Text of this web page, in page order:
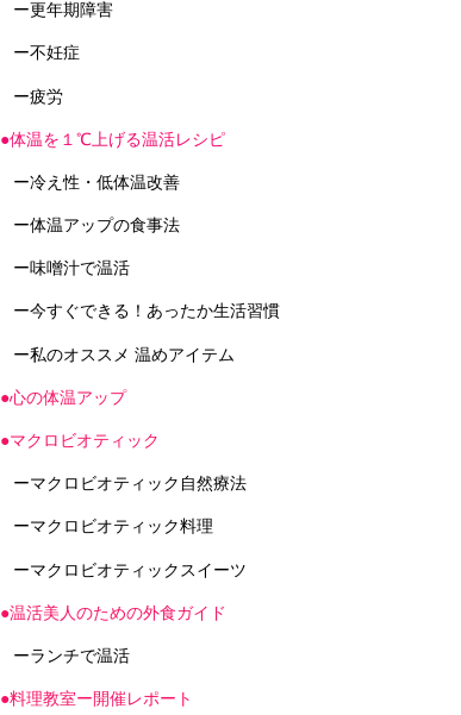
ー更年期障害
ー不妊症
ー疲労
●体温を１℃上げる温活レシピ
ー冷え性・低体温改善
ー体温アップの食事法
ー味噌汁で温活
ー今すぐできる！あったか生活習慣
ー私のオススメ 温めアイテム
●心の体温アップ
●マクロビオティック
ーマクロビオティック自然療法
ーマクロビオティック料理
ーマクロビオティックスイーツ
●温活美人のための外食ガイド
ーランチで温活
●料理教室ー開催レポート